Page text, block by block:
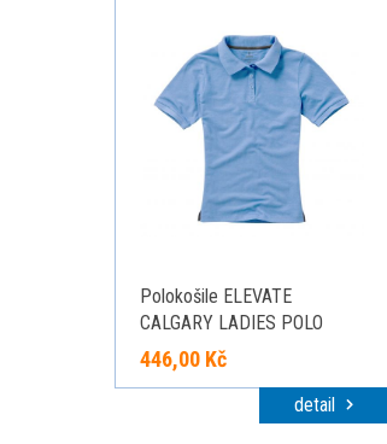
Polokošile ELEVATE
CALGARY LADIES POLO
světle modrá M
446,00 Kč
detail